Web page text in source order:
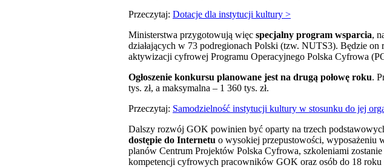
Przeczytaj: Dotacje dla instytucji kultury >
Ministerstwa przygotowują więc specjalny program wsparcia,
działających w 73 podregionach Polski (tzw. NUTS3). Będzie
aktywizacji cyfrowej Programu Operacyjnego Polska Cyfrowa
Ogłoszenie konkursu planowane jest na drugą połowę roku.
tys. zł, a maksymalna – 1 360 tys. zł.
Przeczytaj: Samodzielność instytucji kultury w stosunku do jej
Dalszy rozwój GOK powinien być oparty na trzech
dostępie do Internetu o wysokiej przepustowości, wyposażeniu
planów Centrum Projektów Polska Cyfrowa, szkoleniami
kompetencji cyfrowych pracowników GOK oraz osób do 18 roku